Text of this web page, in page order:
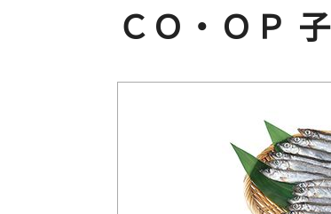
ＣＯ・ＯＰ